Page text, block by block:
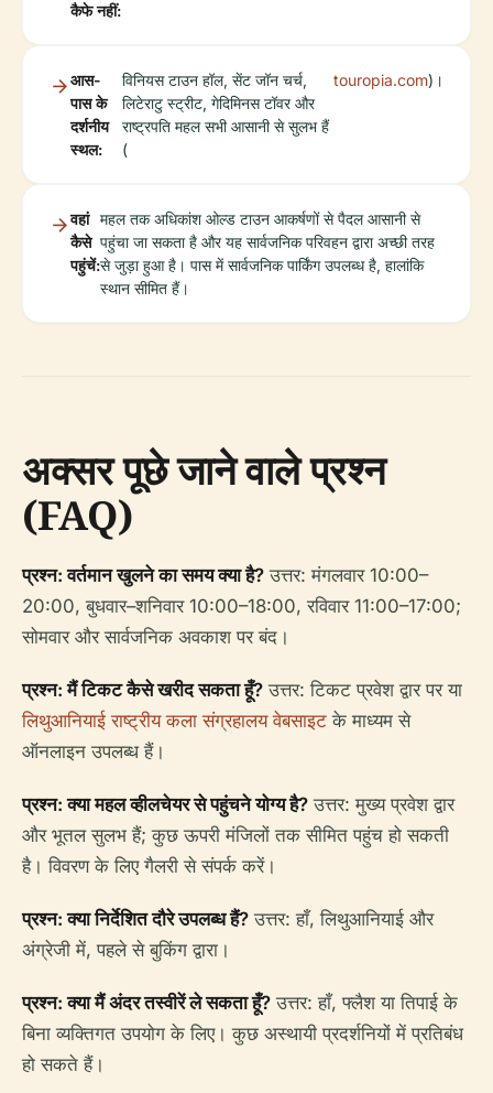
कैफे नहीं:
आस-
पास के
दर्शनीय
स्थल:
विनियस टाउन हॉल, सेंट जॉन चर्च,
लिटेराटु स्ट्रीट, गेदिमिनस टॉवर और
राष्ट्रपति महल सभी आसानी से सुलभ हैं
(
touropia.com)।
वहां
कैसे
पहुंचें:
महल तक अधिकांश ओल्ड टाउन आकर्षणों से पैदल आसानी से
पहुंचा जा सकता है और यह सार्वजनिक परिवहन द्वारा अच्छी तरह
से जुड़ा हुआ है। पास में सार्वजनिक पार्किंग उपलब्ध है, हालांकि
स्थान सीमित हैं।
अक्सर पूछे जाने वाले प्रश्न
(FAQ)
प्रश्न: वर्तमान खुलने का समय क्या है? उत्तर: मंगलवार 10:00–
20:00, बुधवार–शनिवार 10:00–18:00, रविवार 11:00–17:00;
सोमवार और सार्वजनिक अवकाश पर बंद।
प्रश्न: मैं टिकट कैसे खरीद सकता हूँ? उत्तर: टिकट प्रवेश द्वार पर या
लिथुआनियाई राष्ट्रीय कला संग्रहालय वेबसाइट के माध्यम से
ऑनलाइन उपलब्ध हैं।
प्रश्न: क्या महल व्हीलचेयर से पहुंचने योग्य है? उत्तर: मुख्य प्रवेश द्वार
और भूतल सुलभ हैं; कुछ ऊपरी मंजिलों तक सीमित पहुंच हो सकती
है। विवरण के लिए गैलरी से संपर्क करें।
प्रश्न: क्या निर्देशित दौरे उपलब्ध हैं? उत्तर: हाँ, लिथुआनियाई और
अंग्रेजी में, पहले से बुकिंग द्वारा।
प्रश्न: क्या मैं अंदर तस्वीरें ले सकता हूँ? उत्तर: हाँ, फ्लैश या तिपाई के
बिना व्यक्तिगत उपयोग के लिए। कुछ अस्थायी प्रदर्शनियों में प्रतिबंध
हो सकते हैं।